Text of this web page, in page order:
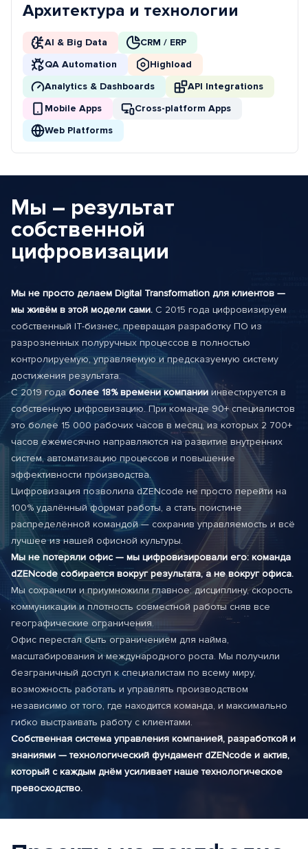
Архитектура и технологии
AI & Big Data
CRM / ERP
QA Automation
Highload
Analytics & Dashboards
API Integrations
Mobile Apps
Cross-platform Apps
Web Platforms
Мы – результат
собственной
цифровизации
Мы не просто делаем Digital Transformation для клиентов —
мы живём в этой модели сами. С 2015 года цифровизируем
собственный IT-бизнес, превращая разработку ПО из
разрозненных полуручных процессов в полностью
контролируемую, управляемую и предсказуемую систему
достижения результата.
С 2019 годаболее 18% времени компании инвестируется в
собственную цифровизацию. При команде 90+ специалистов
это более 15 000 рабочих часов в месяц, из которых 2 700+
часов ежемесячно направляются на развитие внутренних
систем, автоматизацию процессов и повышение
эффективности производства.
Цифровизация позволила dZENcode не просто перейти на
100% удалённый формат работы, а стать поистине
распределённой командой — сохранив управляемость и всё
лучшее из нашей офисной культуры.
Мы не потеряли офис — мы цифровизировали его: команда
dZENcode собирается вокруг результата, а не вокруг офиса.
Мы сохранили и приумножили главное: дисциплину, скорость
коммуникации и плотность совместной работы сняв все
географические ограничения.
Офис перестал быть ограничением для найма,
масштабирования и международного роста. Мы получили
безграничный доступ к специалистам по всему миру,
возможность работать и управлять производством
независимо от того, где находится команда, и максимально
гибко выстраивать работу с клиентами.
Собственная система управления компанией, разработкой и
знаниями — технологический фундамент dZENcode и актив,
который с каждым днём усиливает наше технологическое
превосходство.